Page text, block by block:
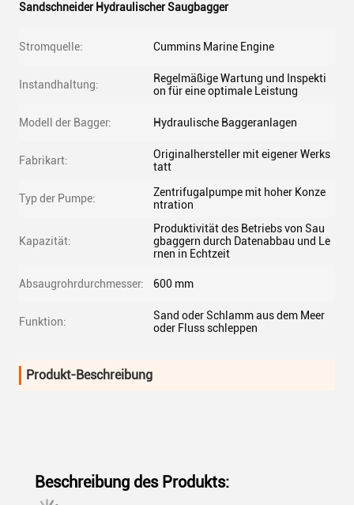
Sandschneider Hydraulischer Saugbagger
Stromquelle: Cummins Marine Engine
Instandhaltung:
Regelmäßige Wartung und Inspekti
on für eine optimale Leistung
Modell der Bagger: Hydraulische Baggeranlagen
Fabrikart:
Originalhersteller mit eigener Werks
tatt
Typ der Pumpe:
Zentrifugalpumpe mit hoher Konze
ntration
Kapazität:
Produktivität des Betriebs von Sau
gbaggern durch Datenabbau und Le
rnen in Echtzeit
Absaugrohrdurchmesser: 600 mm
Funktion:
Sand oder Schlamm aus dem Meer
oder Fluss schleppen
Produkt-Beschreibung
Beschreibung des Produkts: